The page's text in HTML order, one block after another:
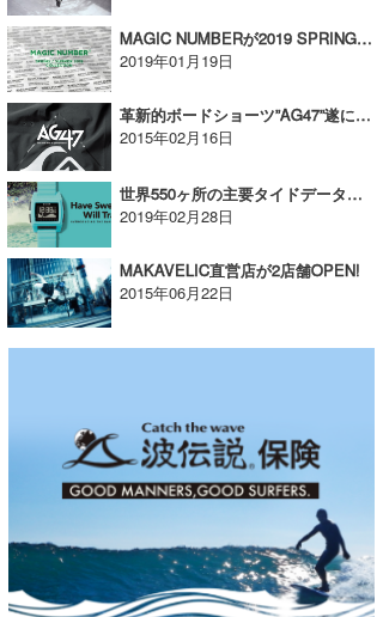
MAGIC NUMBERが2019 SPRING SUMMER COLLECTION の販売を開始！【AD】
2019年01月19日
革新的ボードショーツ”AG47”遂に日本上陸！
2015年02月16日
世界550ヶ所の主要タイドデータを搭載したサーフ特化モデル「THE BASE TIDE PRO」に待望の新色が登場！【AD】
2019年02月28日
MAKAVELIC直営店が2店舗OPEN!
2015年06月22日